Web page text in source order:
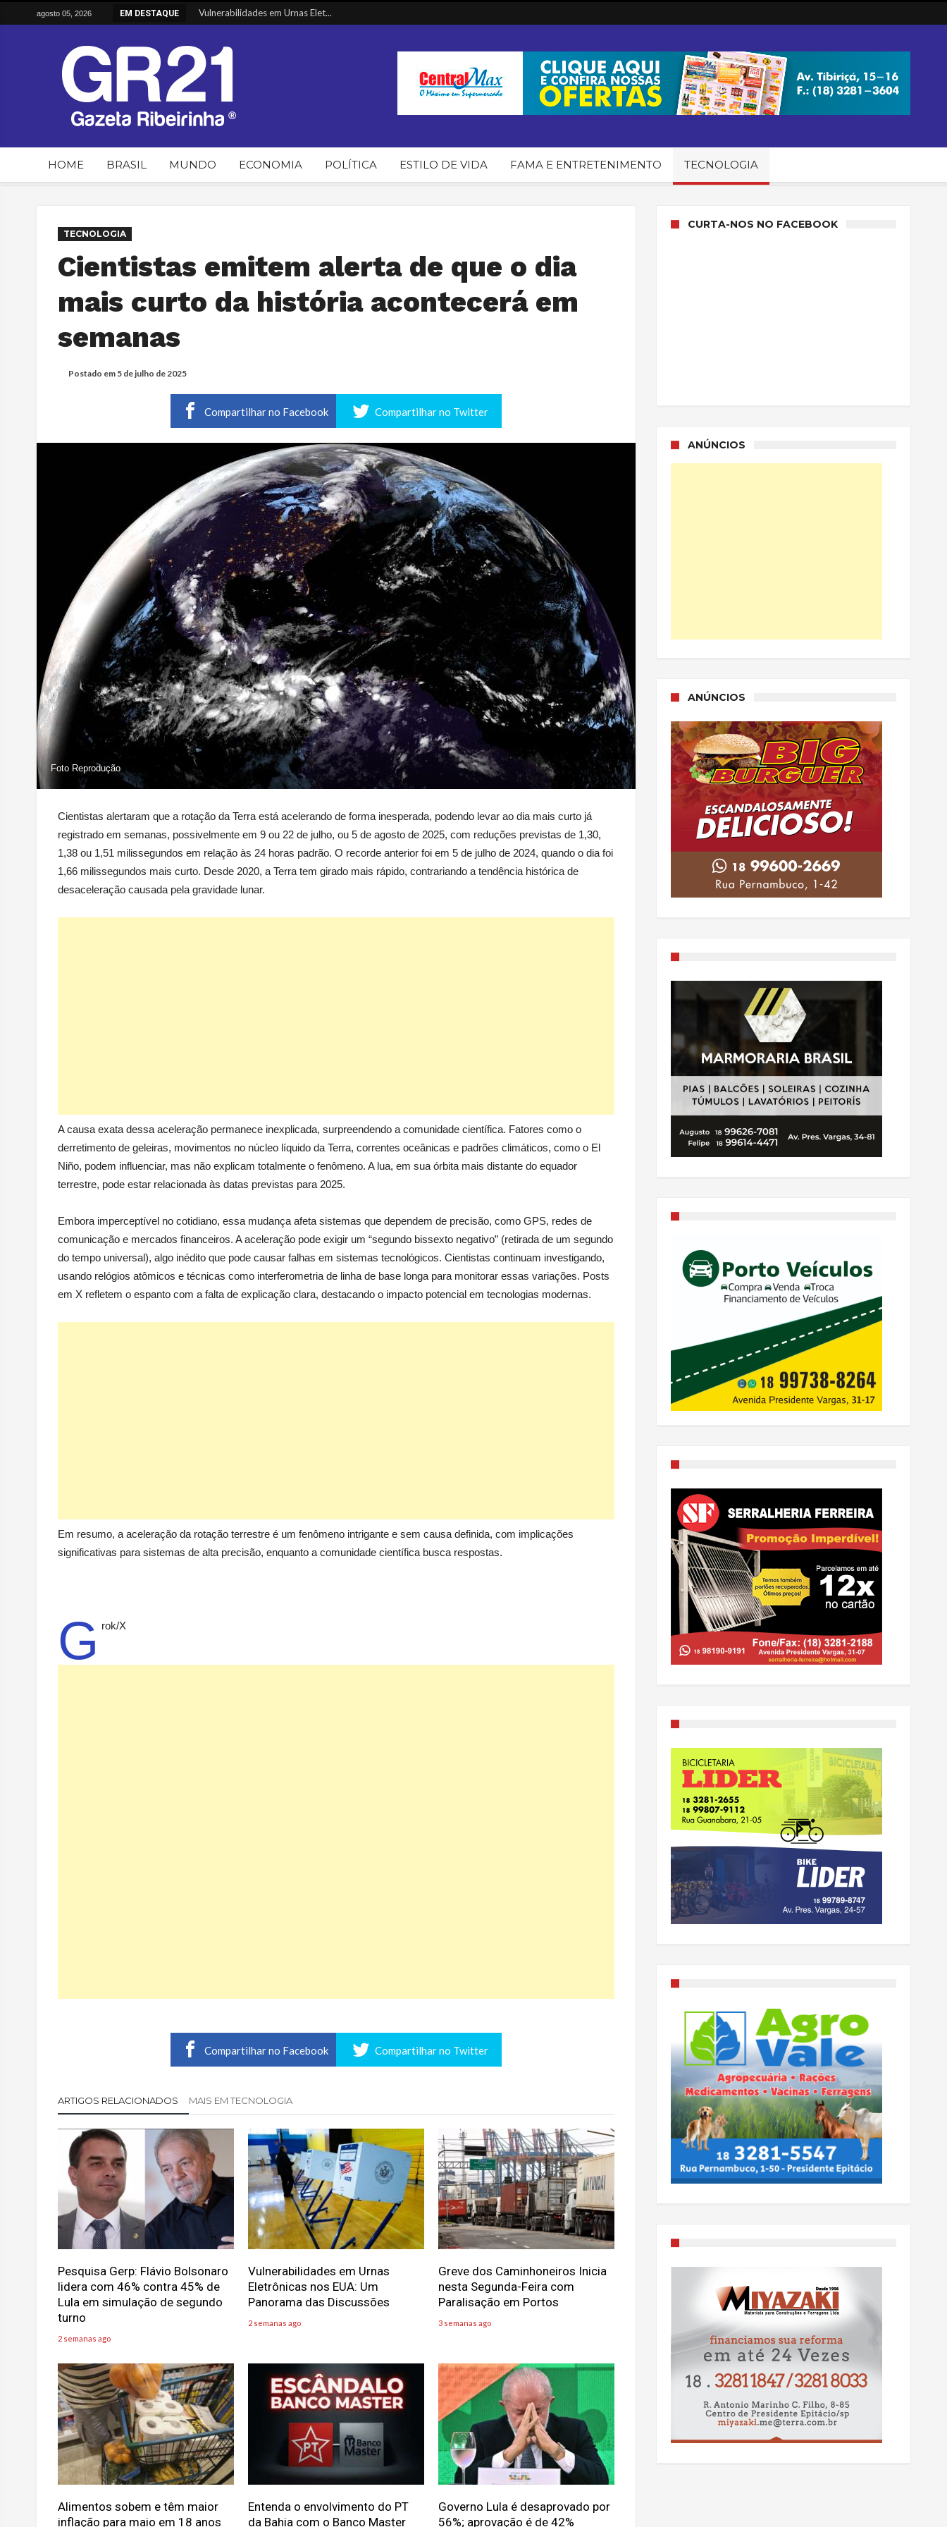
agosto 05, 2026 EM DESTAQUE
Vulnerabilidades em Urnas Elet...
Alimentos sobem e têm maior in...
Entenda o envolvimento do PT d...
HOME BRASIL MUNDO ECONOMIA POLÍTICA ESTILO DE VIDA FAMA E ENTRETENIMENTO TECNOLOGIA
TECNOLOGIA
Cientistas emitem alerta de que o dia
mais curto da história acontecerá em
semanas
Postado em 5 de julho de 2025
Compartilhar no Facebook Compartilhar no Twitter
Foto Reprodução
Cientistas alertaram que a rotação da Terra está acelerando de forma inesperada, podendo levar ao dia mais curto já
registrado em semanas, possivelmente em 9 ou 22 de julho, ou 5 de agosto de 2025, com reduções previstas de 1,30,
1,38 ou 1,51 milissegundos em relação às 24 horas padrão. O recorde anterior foi em 5 de julho de 2024, quando o dia foi
1,66 milissegundos mais curto. Desde 2020, a Terra tem girado mais rápido, contrariando a tendência histórica de
desaceleração causada pela gravidade lunar.
A causa exata dessa aceleração permanece inexplicada, surpreendendo a comunidade científica. Fatores como o
derretimento de geleiras, movimentos no núcleo líquido da Terra, correntes oceânicas e padrões climáticos, como o El
Niño, podem influenciar, mas não explicam totalmente o fenômeno. A lua, em sua órbita mais distante do equador
terrestre, pode estar relacionada às datas previstas para 2025.
Embora imperceptível no cotidiano, essa mudança afeta sistemas que dependem de precisão, como GPS, redes de
comunicação e mercados financeiros. A aceleração pode exigir um “segundo bissexto negativo” (retirada de um segundo
do tempo universal), algo inédito que pode causar falhas em sistemas tecnológicos. Cientistas continuam investigando,
usando relógios atômicos e técnicas como interferometria de linha de base longa para monitorar essas variações. Posts
em X refletem o espanto com a falta de explicação clara, destacando o impacto potencial em tecnologias modernas.
Em resumo, a aceleração da rotação terrestre é um fenômeno intrigante e sem causa definida, com implicações
significativas para sistemas de alta precisão, enquanto a comunidade científica busca respostas.
G rok/X
Compartilhar no Facebook Compartilhar no Twitter
ARTIGOS RELACIONADOS MAIS EM TECNOLOGIA
Pesquisa Gerp: Flávio Bolsonaro
lidera com 46% contra 45% de
Lula em simulação de segundo
turno
2 semanas ago
Vulnerabilidades em Urnas
Eletrônicas nos EUA: Um
Panorama das Discussões
2 semanas ago
Greve dos Caminhoneiros Inicia
nesta Segunda-Feira com
Paralisação em Portos
3 semanas ago
Alimentos sobem e têm maior
inflação para maio em 18 anos
Entenda o envolvimento do PT
da Bahia com o Banco Master
Governo Lula é desaprovado por
56%; aprovação é de 42%
CURTA-NOS NO FACEBOOK
ANÚNCIOS
ANÚNCIOS